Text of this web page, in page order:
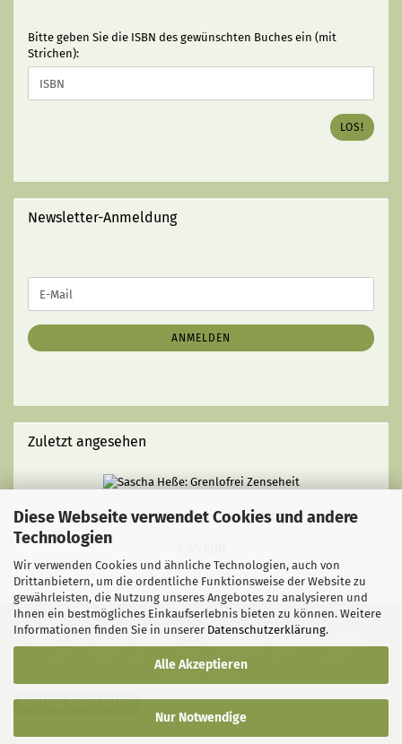
Diese Webseite verwendet Cookies und andere
Technologien
Wir verwenden Cookies und ähnliche Technologien, auch von
Drittanbietern, um die ordentliche Funktionsweise der Website zu
gewährleisten, die Nutzung unseres Angebotes zu analysieren und
Ihnen ein bestmögliches Einkaufserlebnis bieten zu können. Weitere
Informationen finden Sie in unserer Datenschutzerklärung.
Alle Akzeptieren
Nur Notwendige
BITTE
GEBEN
SIE
DIE
ISBN
(MIT
STRICHEN):
Bitte geben Sie die ISBN des gewünschten Buches ein (mit
Strichen):
LOS!
Newsletter-Anmeldung
ZUR
ANMELDUNG
E-
Mail
ANMELDEN
Zuletzt angesehen
Sascha Heße: Grenlofrei Zenseheit
Liefer- und Versandkosten|Privatsphäre und Datenschutz
Kontakt Widerrufsrecht
Einstellungen
Vertrag widerrufen